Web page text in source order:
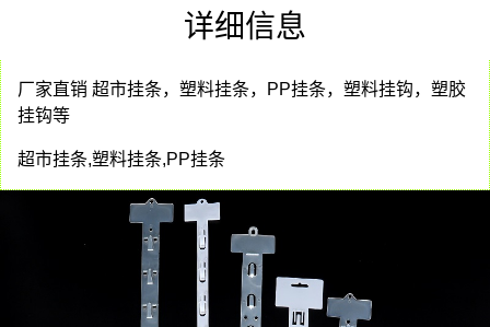
详细信息
厂家直销 超市挂条，塑料挂条，PP挂条，塑料挂钩，塑胶
挂钩等
超市挂条,塑料挂条,PP挂条